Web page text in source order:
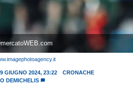
GIUGNO 2024, 23:22
CRONACHE
DEMICHELIS